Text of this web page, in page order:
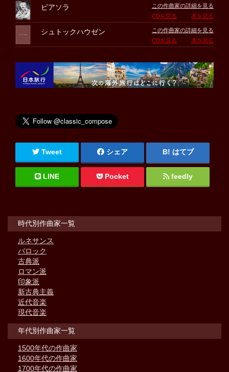
ピアソラ
この作曲家の詳細を見る
CDを見る
本を見る
シュトックハウゼン
この作曲家の詳細を見る
CDを見る
本を見る
Tweet シェア はてブ
LINE Pocket feedly
時代別作曲家一覧
ルネサンス
バロック
古典派
ロマン派
印象派
新古典主義
近代音楽
現代音楽
年代別作曲家一覧
1500年代の作曲家
1600年代の作曲家
1700年代の作曲家